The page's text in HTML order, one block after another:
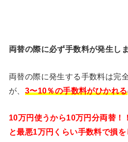
両替の際に必ず手数料が発生しま
両替の際に発生する手数料は完
が、 3〜10％の手数料がひかれる
10万円使うから10万円分両替！
と最悪1万円くらい手数料で損を